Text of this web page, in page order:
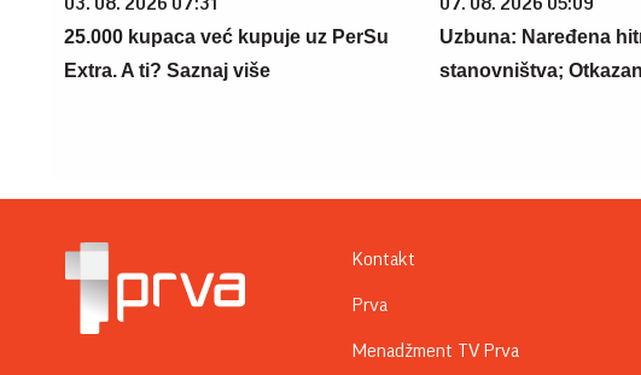
25.000 kupaca već kupuje uz PerSu
Extra. A ti? Saznaj više
Uzbuna: Naređena
stanovništva;
Kontakt
Prva
Menadžment TV Prva